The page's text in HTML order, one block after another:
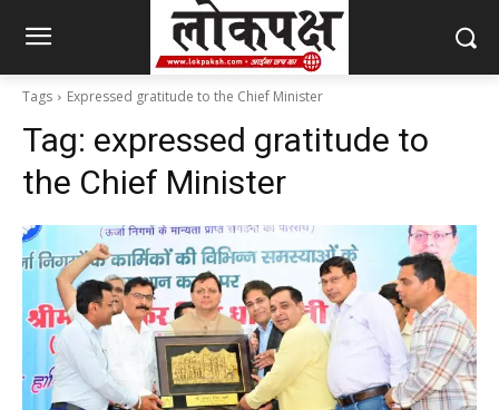
Tags Expressed gratitude to the Chief Minister
Tag: expressed gratitude to
the Chief Minister